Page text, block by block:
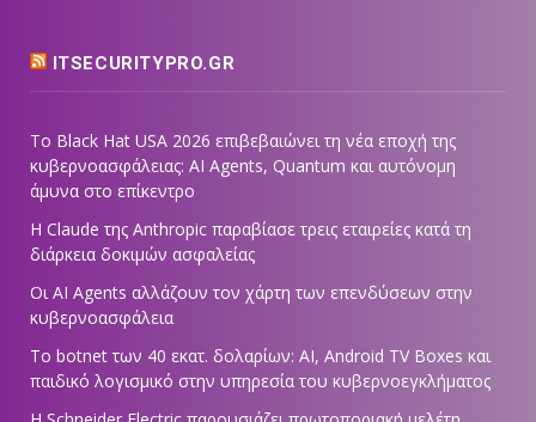
ITSECURITYPRO.GR
Το Black Hat USA 2026 επιβεβαιώνει τη νέα εποχή της
κυβερνοασφάλειας: AI Agents, Quantum και αυτόνομη
άμυνα στο επίκεντρο
Η Claude της Anthropic παραβίασε τρεις εταιρείες κατά τη
διάρκεια δοκιμών ασφαλείας
Οι AI Agents αλλάζουν τον χάρτη των επενδύσεων στην
κυβερνοασφάλεια
Το botnet των 40 εκατ. δολαρίων: AI, Android TV Boxes και
παιδικό λογισμικό στην υπηρεσία του κυβερνοεγκλήματος